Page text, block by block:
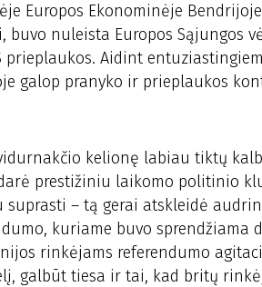
Europos Ekonominėje
buvo nuleista Europos Sąjungos
prieplaukos. Aidint
galop pranyko ir prieplaukos
kelionę labiau tiktų
prestižiniu laikomo politinio
– tą gerai atskleidė
kuriame buvo
rinkėjams referendumo
galbūt tiesa ir tai, kad britų